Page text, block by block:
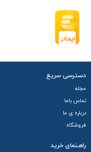
دسترسی سریع
مجله
تماس باما
درباره ی ما
فروشگاه
راهـنمای خرید